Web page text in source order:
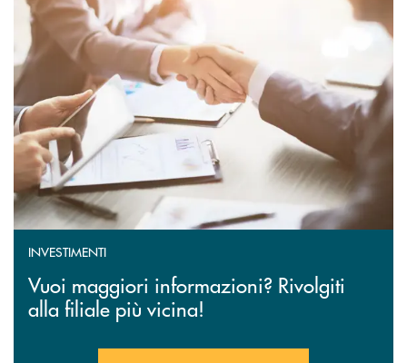
INVESTIMENTI
Vuoi maggiori informazioni? Rivolgiti
alla filiale più vicina!